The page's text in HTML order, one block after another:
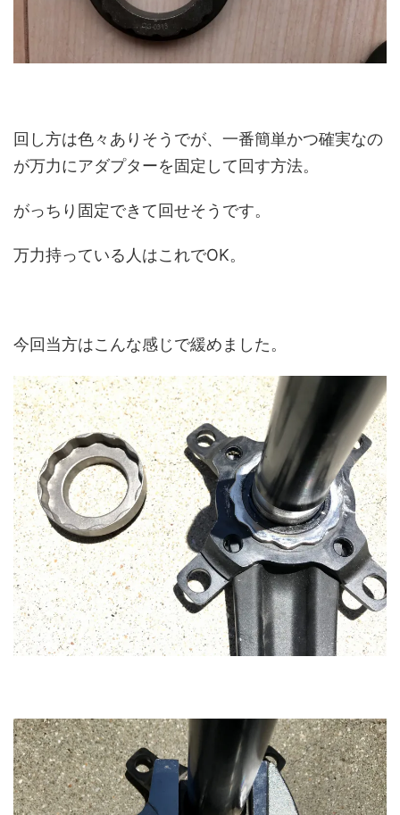
回し方は色々ありそうでが、一番簡単かつ確実なの
が万力にアダプターを固定して回す方法。
がっちり固定できて回せそうです。
万力持っている人はこれでOK。
今回当方はこんな感じで緩めました。